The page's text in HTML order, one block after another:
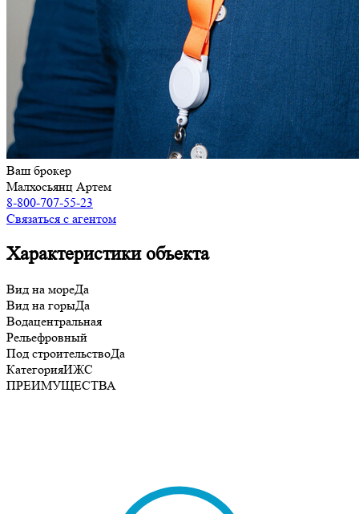
Ваш брокер
Малхосьянц Артем
8-800-707-55-23
Связаться с агентом
Характеристики объекта
Вид на мореДа
Вид на горыДа
Водацентральная
Рельефровный
Под строительствоДа
КатегорияИЖС
ПРЕИМУЩЕСТВА